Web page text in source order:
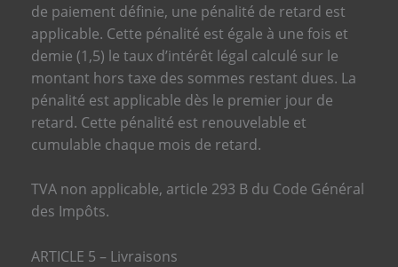
de paiement définie, une pénalité de retard est
applicable. Cette pénalité est égale à une fois et
demie (1,5) le taux d’intérêt légal calculé sur le
montant hors taxe des sommes restant dues. La
pénalité est applicable dès le premier jour de
retard. Cette pénalité est renouvelable et
cumulable chaque mois de retard.
TVA non applicable, article 293 B du Code Général
des Impôts.
ARTICLE 5 – Livraisons